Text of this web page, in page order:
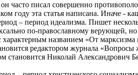
часто писал совершенно
году эта статья написана. Иначе -
– период идеализма. Пишет
по-православному верующей, но
названием «От марксизма
редактором журнала
Николай Александрович